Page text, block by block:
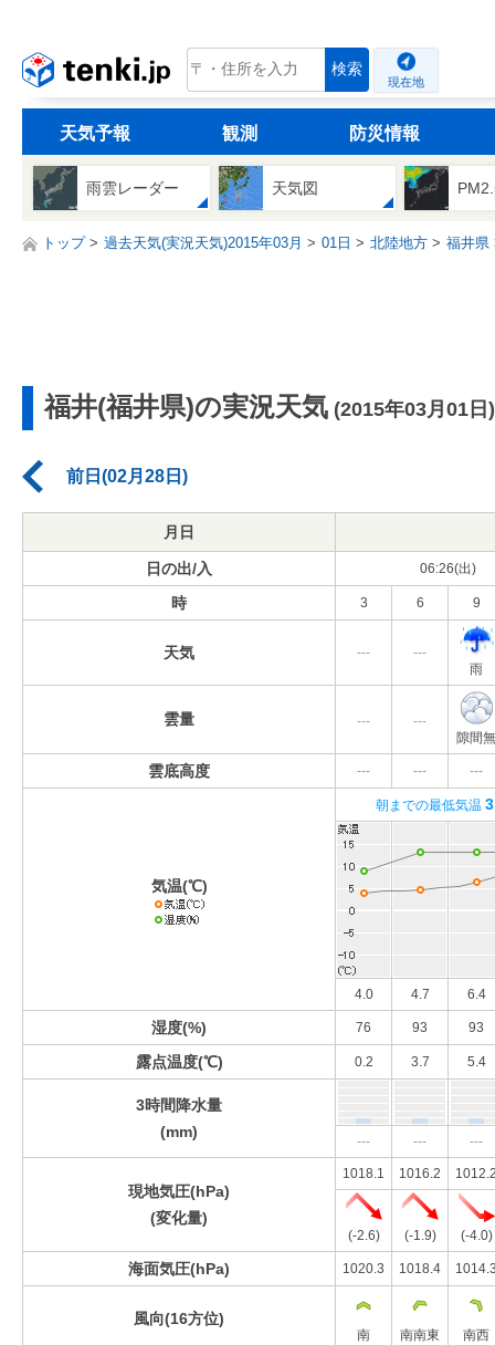
tenki.jp 検索
現在地
天気予報 観測 防災情報
雨雲レーダー 天気図
トップ 過去天気(実況天気)2015年03月 01日 北陸地方 福井県
福井(福井県)の実況天気 (2015年03月01日)
前日(02月28日)
月日
日の出/入 06:26(出)
時 3 6 9
天気 ---
---
雨
雲量 ---
---
隙間無
雲底高度 --- --- ---
気温(℃)
朝までの最低気温
4.0 4.7 6.4
湿度(%) 76 93 93
露点温度(℃) 0.2 3.7 5.4
3時間降水量
(mm)
--- --- ---
現地気圧(hPa)
(変化量)
1018.1 1016.2
(-2.6) (-1.9) (-4.0)
海面気圧(hPa) 1020.3 1018.4
風向(16方位)
南 南南東 南西